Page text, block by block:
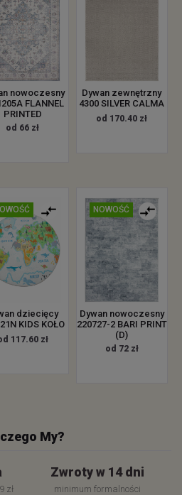
nowoczesny
FLANNEL
PRINTED
od 66 zł
Dywan zewnętrzny
4300 SILVER CALMA
od 170.40 zł
dziecięcy
KIDS KOŁO
117.60 zł
NOWOŚĆ
Dywan nowoczesny
220727-2 BARI PRINT
(D)
od 72 zł
My?
zł
Zwroty w 14 dni
minimum formalności